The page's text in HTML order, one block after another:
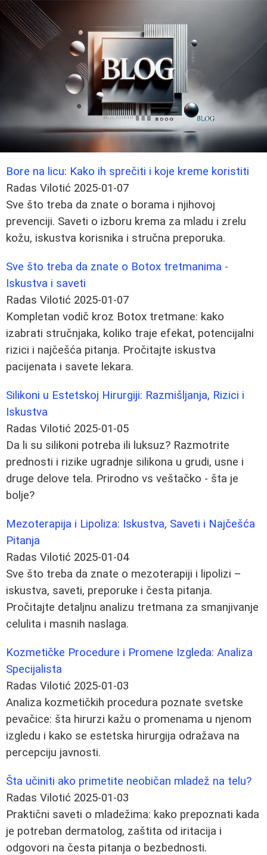
Bore na licu: Kako ih sprečiti i koje kreme koristiti
Radas Vilotić 2025-01-07
Sve što treba da znate o borama i njihovoj
prevenciji. Saveti o izboru krema za mladu i zrelu
kožu, iskustva korisnika i stručna preporuka.
Sve što treba da znate o Botox tretmanima -
Iskustva i saveti
Radas Vilotić 2025-01-07
Kompletan vodič kroz Botox tretmane: kako
izabrati stručnjaka, koliko traje efekat, potencijalni
rizici i najčešća pitanja. Pročitajte iskustva
pacijenata i savete lekara.
Silikoni u Estetskoj Hirurgiji: Razmišljanja, Rizici i
Iskustva
Radas Vilotić 2025-01-05
Da li su silikoni potreba ili luksuz? Razmotrite
prednosti i rizike ugradnje silikona u grudi, usne i
druge delove tela. Prirodno vs veštačko - šta je
bolje?
Mezoterapija i Lipoliza: Iskustva, Saveti i Najčešća
Pitanja
Radas Vilotić 2025-01-04
Sve što treba da znate o mezoterapiji i lipolizi –
iskustva, saveti, preporuke i česta pitanja.
Pročitajte detaljnu analizu tretmana za smanjivanje
celulita i masnih naslaga.
Kozmetičke Procedure i Promene Izgleda: Analiza
Specijalista
Radas Vilotić 2025-01-03
Analiza kozmetičkih procedura poznate svetske
pevačice: šta hirurzi kažu o promenama u njenom
izgledu i kako se estetska hirurgija odražava na
percepciju javnosti.
Šta učiniti ako primetite neobičan mladež na telu?
Radas Vilotić 2025-01-03
Praktični saveti o mladežima: kako prepoznati kada
je potreban dermatolog, zaštita od iritacija i
odgovori na česta pitanja o bezbednosti.